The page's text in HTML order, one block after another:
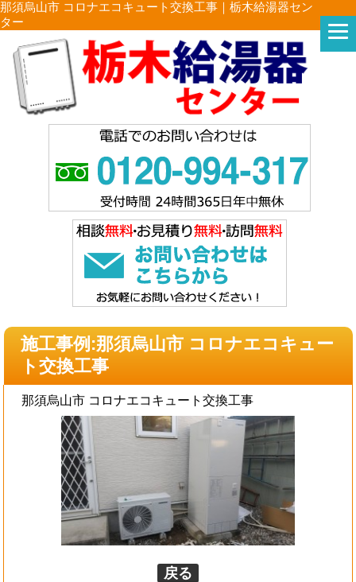
那須烏山市 コロナエコキュート交換工事｜栃木給湯器セン
ター
施工事例:那須烏山市 コロナエコキュー
ト交換工事
那須烏山市 コロナエコキュート交換工事
戻る